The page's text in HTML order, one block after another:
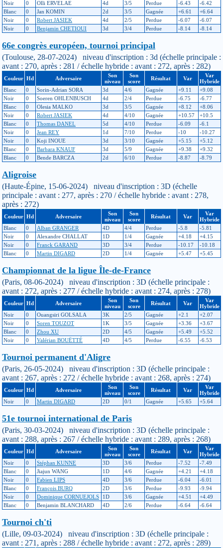
Noir 0 Olli ERVELAE 4d 3/5 Perdue -6.43
-6.42
Blanc
0 Jan KOMIN 2d 3/5 Gagnée +6.61
+6.64
Noir
0 Robert JASIEK 4d 2/5 Perdue -6.07
-6.07
Noir
0 Benjamin CHETIOUI 3d 3/4 Perdue -8.14 -8.14
66e congrès européen, tournoi principal
(Toulouse, 28-07-2024) niveau d'inscription : 3d (échelle principale :
avant : 270, après : 281 / échelle hybride : avant : 272, après : 282)
Couleur Hd Adversaire
Son
niveau
Son
score
Résultat Var
Var
Hybride
Blanc
0 Sorin-Adrian SORA 3d 4/6 Gagnée +9.11
+9.08
Noir
0 Soeren OHLENBUSCH 4d 2/4 Perdue -6.75
-6.77
Blanc
0 Olesia MALKO 3d 3/5 Gagnée +8.12
+8.06
Noir
0 Robert JASIEK 4d 4/10 Gagnée +10.57
+10.5
Blanc
0 Thomas DANEL 5d 4/10 Perdue -6.09
-6.1
Noir
0 Jean REY 1d 7/10 Perdue -10
-10.27
Noir
0 Koji INOUE 3d 3/10 Gagnée +5.15
+5.12
Blanc
0 Barbara KNAUF 3d 5/9 Gagnée +9.38
+9.32
Blanc
0 Bende BARCZA 2d 6/10 Perdue -8.87 -8.79
Aligroise
(Haute-Épine, 15-06-2024) niveau d'inscription : 3D (échelle
principale : avant : 277, après : 270 / échelle hybride : avant : 278,
après : 272)
Couleur Hd Adversaire
Son
niveau
Son
score
Résultat Var
Var
Hybride
Blanc
0 Alban GRANGER 4D 4/4 Perdue -5.8
-5.81
Noir
0 Alexandre CHALLAT 1D 1/4 Gagnée +4.18
+4.15
Noir
0 Franck GARAND 3D 3/4 Perdue -10.17
-10.18
Blanc
0 Martin DIGARD 2D 1/4 Gagnée +5.47 +5.45
Championnat de la ligue Île-de-France
(Paris, 08-06-2024) niveau d'inscription : 3D (échelle principale :
avant : 272, après : 277 / échelle hybride : avant : 274, après : 278)
Couleur Hd Adversaire
Son
niveau
Son
score
Résultat Var
Var
Hybride
Noir
0 Ouangsiri GOLSALA 3K 2/5 Gagnée +2.1
+2.07
Noir
0 Soren TOUZOT 1K 3/5 Gagnée +3.36
+3.67
Blanc
0 Zhou XU 2D 4/5 Gagnée +5.49
+5.52
Noir
0 Valérian BOUËTTÉ 4D 4/5 Perdue -6.55 -6.53
Tournoi permanent d'Aligre
(Paris, 26-05-2024) niveau d'inscription : 3D (échelle principale :
avant : 267, après : 272 / échelle hybride : avant : 268, après : 274)
Couleur Hd Adversaire
Son
niveau
Son
score
Résultat Var
Var
Hybride
Noir
0 Martin DIGARD 2D 0/1 Gagnée +5.65 +5.64
51e tournoi international de Paris
(Paris, 30-03-2024) niveau d'inscription : 3D (échelle principale :
avant : 288, après : 267 / échelle hybride : avant : 289, après : 268)
Couleur Hd Adversaire
Son
niveau
Son
score
Résultat Var
Var
Hybride
Noir
0 Stéphan KUNNE 3D 3/6 Perdue -7.52
-7.49
Blanc
0 Jiajun WANG 1D 4/6 Gagnée +4.21
+4.18
Noir
0 Fabien LIPS 4D 3/6 Perdue -6.04
-6.01
Blanc
0 François BURQ 2D 3/6 Perdue -9.93
-9.94
Noir
0 Dominique CORNUEJOLS 1D 3/6 Gagnée +4.51
+4.49
Blanc
0 Benjamin BLANCHARD 4D 2/6 Perdue -6.64 -6.64
Tournoi ch'ti
(Lille, 09-03-2024) niveau d'inscription : 3D (échelle principale :
avant : 271, après : 288 / échelle hybride : avant : 272, après : 289)